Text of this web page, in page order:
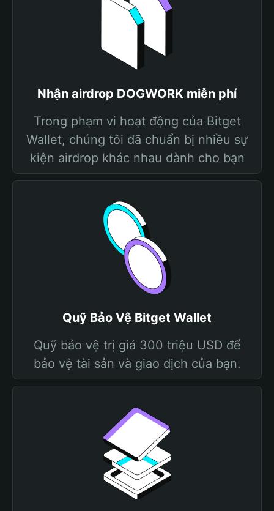
Nhận airdrop DOGWORK miễn phí
Trong phạm vi hoạt động của Bitget
Wallet, chúng tôi đã chuẩn bị nhiều sự
kiện airdrop khác nhau dành cho bạn
Quỹ Bảo Vệ Bitget Wallet
Quỹ bảo vệ trị giá 300 triệu USD để
bảo vệ tài sản và giao dịch của bạn.